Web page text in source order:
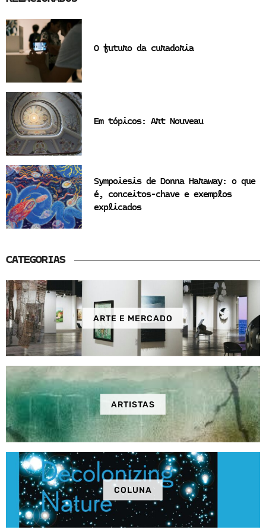
O futuro da curadoria
Em tópicos: Art Nouveau
Sympoiesis de Donna Haraway: o que
é, conceitos-chave e exemplos
explicados
CATEGORIAS
ARTE E MERCADO
ARTISTAS
COLUNA